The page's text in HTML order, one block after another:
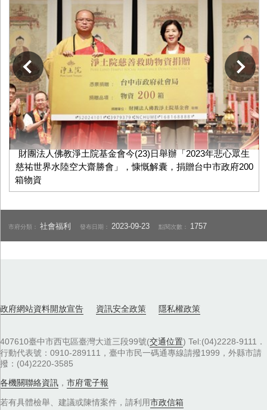
財團法人佛教淨土院基金會今(23)日舉辦「2023年悲心眾生
慈祐世界水陸空大齋勝會」，慷慨解囊，捐贈台中市政府200
箱物資
下一張
市府分類：社會福利 發布日期：2023-09-23 點閱次數： 1757
政府網站資料開放宣告 資訊安全政策 隱私權政策
407610臺中市西屯區臺灣大道三段99號(交通位置) Tel:(04)2228-9111．
行動代表號：0910-289111，臺中市民一碼通專線請撥1999，外縣市請
撥：(04)2220-3585
各機關聯絡資訊 ， 市府電子報
若有具體檢舉、建議或陳情案件，請利用市政信箱